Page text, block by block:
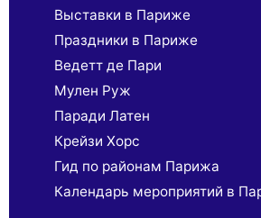
Выставки в Париже
Праздники в Париже
Ведетт де Пари
Мулен Руж
Паради Латен
Крейзи Хорс
Гид по районам Парижа
Календарь мероприятий в